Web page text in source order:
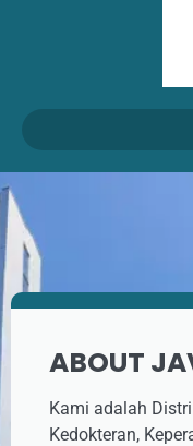
ABOUT
Kami adalah
Kedokteran,